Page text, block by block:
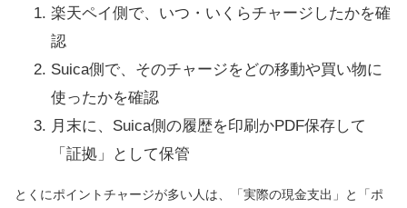
楽天ペイ側で、いつ・いくらチャージしたかを確
認
Suica側で、そのチャージをどの移動や買い物に
使ったかを確認
月末に、Suica側の履歴を印刷かPDF保存して
「証拠」として保管
とくにポイントチャージが多い人は、「実際の現金支出」と「ポ